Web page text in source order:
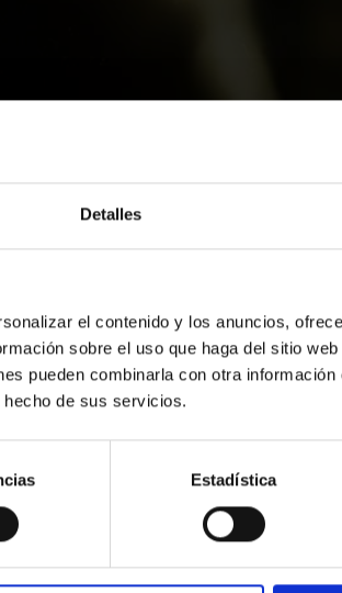
Detalles
el contenido y los anuncios,
sobre el uso que haga del sitio
pueden combinarla con otra
de sus servicios.
Estadística